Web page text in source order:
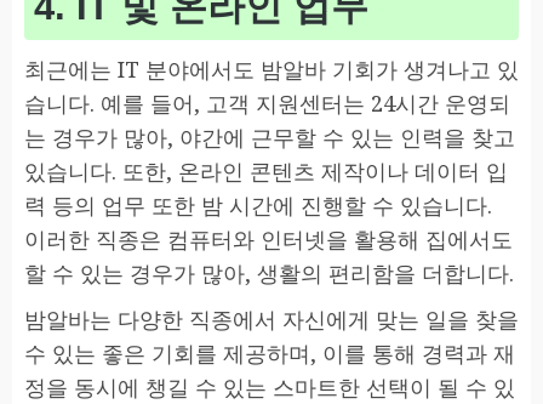
최근에는 IT 분야에서도 밤알바 기회가 생겨나고 있
습니다. 예를 들어, 고객 지원센터는 24시간 운영되
는 경우가 많아, 야간에 근무할 수 있는 인력을 찾고
있습니다. 또한, 온라인 콘텐츠 제작이나 데이터 입
력 등의 업무 또한 밤 시간에 진행할 수 있습니다.
이러한 직종은 컴퓨터와 인터넷을 활용해 집에서도
할 수 있는 경우가 많아, 생활의 편리함을 더합니다.
밤알바는 다양한 직종에서 자신에게 맞는 일을 찾을
수 있는 좋은 기회를 제공하며, 이를 통해 경력과 재
정을 동시에 챙길 수 있는 스마트한 선택이 될 수 있